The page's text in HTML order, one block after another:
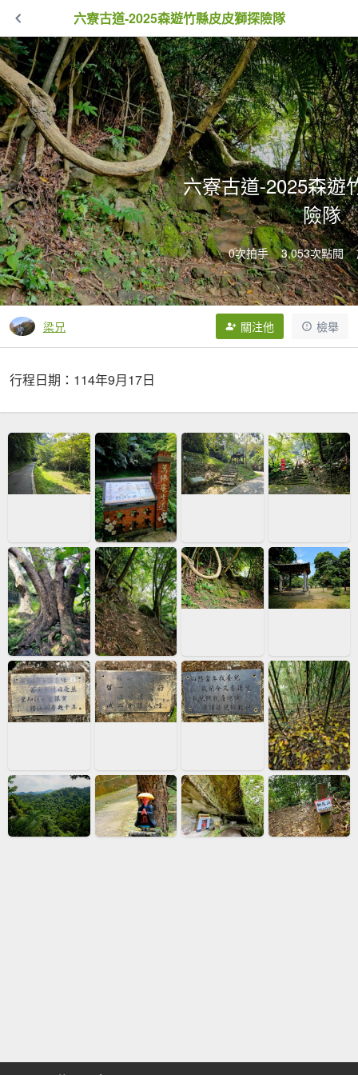
六寮古道-2025森遊竹縣皮皮獅探險隊
六寮古道-2025森遊
險隊
0次拍手 3,053次點閱
梁兄 關注他 檢舉
行程日期：114年9月17日